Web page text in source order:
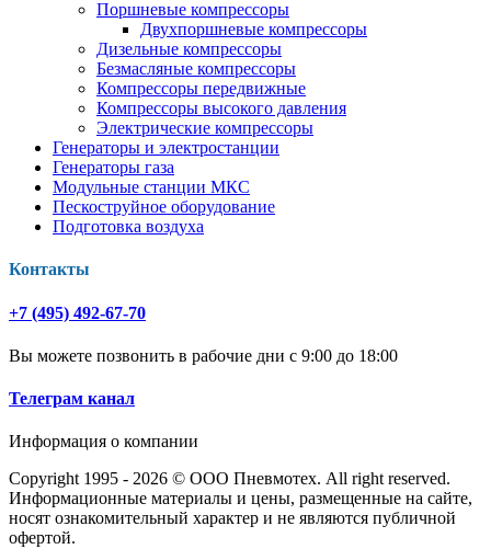
Поршневые компрессоры
Двухпоршневые компрессоры
Дизельные компрессоры
Безмасляные компрессоры
Компрессоры передвижные
Компрессоры высокого давления
Электрические компрессоры
Генераторы и электростанции
Генераторы газа
Модульные станции МКС
Пескоструйное оборудование
Подготовка воздуха
Контакты
+7 (495) 492-67-70
Вы можете позвонить в рабочие дни с 9:00 до 18:00
Телеграм канал
Информация о компании
Copyright 1995 - 2026 © ООО Пневмотех. All right reserved.
Информационные материалы и цены, размещенные на сайте,
носят ознакомительный характер и не являются публичной
офертой.